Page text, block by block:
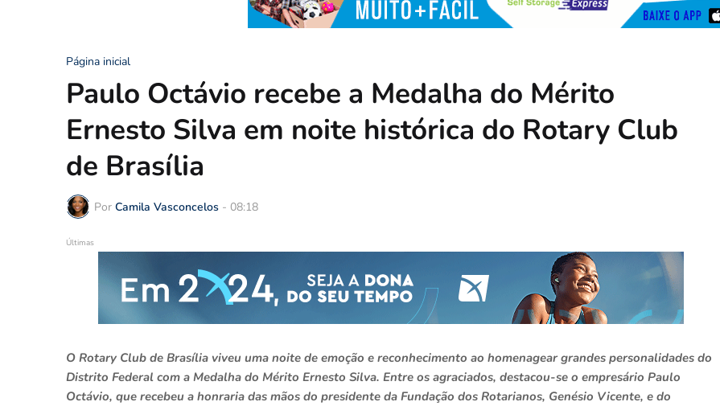
Página inicial
Paulo Octávio recebe a Medalha do Mérito
Ernesto Silva em noite histórica do Rotary Club
de Brasília
Por Camila Vasconcelos - 08:18
Últimas
O Rotary Club de Brasília viveu uma noite de emoção e reconhecimento ao homenagear grandes personalidades do
Distrito Federal com a Medalha do Mérito Ernesto Silva. Entre os agraciados, destacou-se o empresário Paulo
Octávio, que recebeu a honraria das mãos do presidente da Fundação dos Rotarianos, Genésio Vicente, e do